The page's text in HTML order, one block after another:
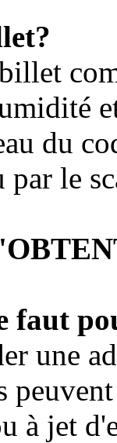
du
par le
faut
une
à jet